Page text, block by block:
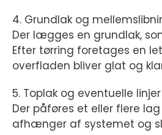
4. Grundlak og
Der lægges en grundlak,
Efter tørring foretages en
overfladen bliver glat og
5. Toplak og eventuelle linjer
Der påføres et eller flere
afhænger af systemet og